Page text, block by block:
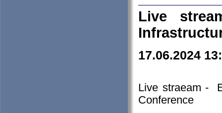
Live
17.06.2024
Live straeam -
Conference